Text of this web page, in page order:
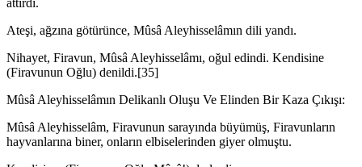
attırdı.
Ateşi, ağzına götürünce, Mûsâ Aleyhisselâmın dili yandı.
Nihayet, Firavun, Mûsâ Aleyhisselâmı, oğul edindi. Kendisine
(Firavunun Oğ­lu) denildi.[35]
Mûsâ Aleyhisselâmın Delikanlı Oluşu Ve Elinden Bir Kaza Çıkışı:
Mûsâ Aleyhisselâm, Firavunun sarayında büyümüş, Firavunların
hayvanlarına biner, onların elbiselerinden giyer olmuştu.